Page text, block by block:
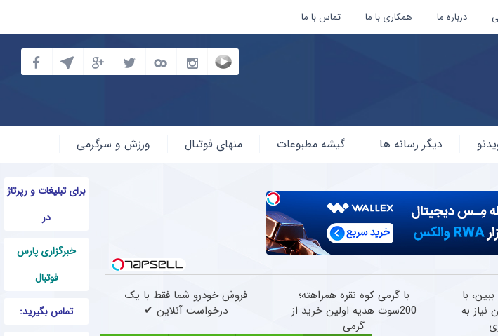
درباره ما همکاری با ما تماس با ما
دیگر رسانه ها گیشه مطبوعات منهای فوتبال ورزش و سرگرمی
برای تبلیغات و رپرتاژ
در
خبرگزاری پارس
فوتبال
تماس بگیرید:
با
نیاز به
با گرمی کوه نقره همراهته؛
200سوت هدیه اولین خرید از
گرمی
فروش خودرو شما فقط با یک
درخواست آنلاین ✔